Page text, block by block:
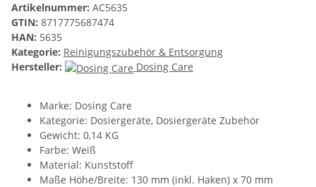
Artikelnummer: AC5635
GTIN: 8717775687474
HAN: 5635
Kategorie: Reinigungszubehör & Entsorgung
Hersteller:
Dosing Care
Marke: Dosing Care
Kategorie: Dosiergeräte, Dosiergeräte Zubehör
Gewicht: 0,14 KG
Farbe: Weiß
Material: Kunststoff
Maße Höhe/Breite: 130 mm (inkl. Haken) x 70 mm